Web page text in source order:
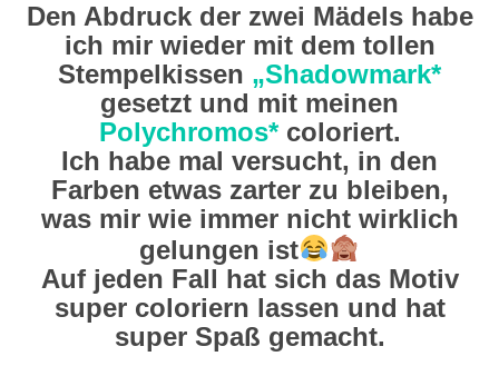
Den Abdruck der zwei Mädels habe
ich mir wieder mit dem tollen
Stempelkissen „Shadowmark*
gesetzt und mit meinen
Polychromos*coloriert.
Ich habe mal versucht, in den
Farben etwas zarter zu bleiben,
was mir wie immer nicht wirklich
gelungen ist
Auf jeden Fall hat sich das Motiv
super coloriern lassen und hat
super Spaß gemacht.